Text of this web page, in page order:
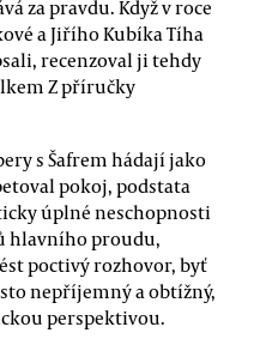
za pravdu. Když v roce
a Jiřího Kubíka Tíha
recenzoval ji tehdy
Z příručky
s Šafrem hádají jako
pokoj, podstata
úplné neschopnosti
hlavního proudu,
poctivý rozhovor, byť
nepříjemný a obtížný,
perspektivou.